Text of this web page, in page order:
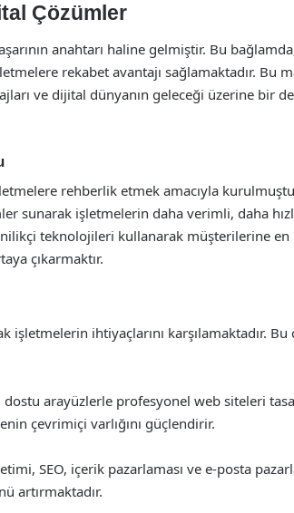
Çözümler
anahtarı haline gelmiştir. Bu
rekabet avantajı sağlamaktadır. Bu
ve dijital dünyanın geleceği üzerine bir
rehberlik etmek amacıyla
sunarak işletmelerin daha verimli, daha
teknolojileri kullanarak müşterilerine
çıkarmaktır.
ihtiyaçlarını karşılamaktadır. Bu
dostu arayüzlerle profesyonel web siteleri
çevrimiçi varlığını güçlendirir.
SEO, içerik pazarlaması ve e-posta
artırmaktadır.